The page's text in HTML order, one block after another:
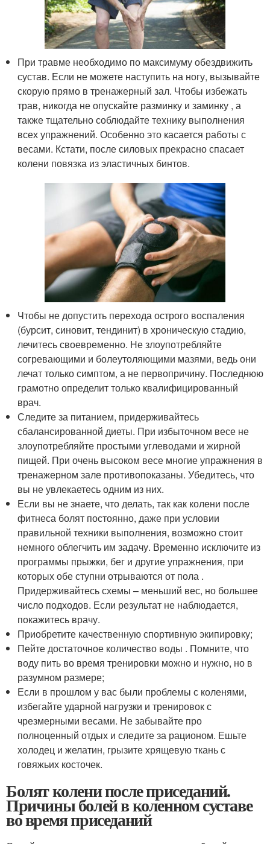
При травме необходимо по максимуму обездвижить
сустав. Если не можете наступить на ногу, вызывайте
скорую прямо в тренажерный зал. Чтобы избежать
трав, никогда не опускайте разминку и заминку , а
также тщательно соблюдайте технику выполнения
всех упражнений. Особенно это касается работы с
весами. Кстати, после силовых прекрасно спасает
колени повязка из эластичных бинтов.
Чтобы не допустить перехода острого воспаления
(бурсит, синовит, тендинит) в хроническую стадию,
лечитесь своевременно. Не злоупотребляйте
согревающими и болеутоляющими мазями, ведь они
лечат только симптом, а не первопричину. Последнюю
грамотно определит только квалифицированный
врач.
Следите за питанием, придерживайтесь
сбалансированной диеты. При избыточном весе не
злоупотребляйте простыми углеводами и жирной
пищей. При очень высоком весе многие упражнения в
тренажерном зале противопоказаны. Убедитесь, что
вы не увлекаетесь одним из них.
Если вы не знаете, что делать, так как колени после
фитнеса болят постоянно, даже при условии
правильной техники выполнения, возможно стоит
немного облегчить им задачу. Временно исключите из
программы прыжки, бег и другие упражнения, при
которых обе ступни отрываются от пола .
Придерживайтесь схемы – меньший вес, но большее
число подходов. Если результат не наблюдается,
покажитесь врачу.
Приобретите качественную спортивную экипировку;
Пейте достаточное количество воды . Помните, что
воду пить во время тренировки можно и нужно, но в
разумном размере;
Если в прошлом у вас были проблемы с коленями,
избегайте ударной нагрузки и тренировок с
чрезмерными весами. Не забывайте про
полноценный отдых и следите за рационом. Ешьте
холодец и желатин, грызите хрящевую ткань с
говяжьих косточек.
Болят колени после приседаний.
Причины болей в коленном суставе
во время приседаний